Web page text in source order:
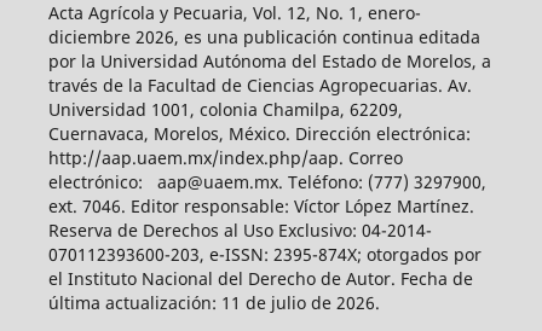
Acta Agrícola y Pecuaria, Vol. 12, No. 1, enero-
diciembre 2026, es una publicación continua editada
por la Universidad Autónoma del Estado de Morelos, a
través de la Facultad de Ciencias Agropecuarias. Av.
Universidad 1001, colonia Chamilpa, 62209,
Cuernavaca, Morelos, México. Dirección electrónica:
http://aap.uaem.mx/index.php/aap. Correo
electrónico: aap@uaem.mx. Teléfono: (777) 3297900,
ext. 7046. Editor responsable: Víctor López Martínez.
Reserva de Derechos al Uso Exclusivo: 04-2014-
070112393600-203, e-ISSN: 2395-874X; otorgados por
el Instituto Nacional del Derecho de Autor. Fecha de
última actualización: 11 de julio de 2026.